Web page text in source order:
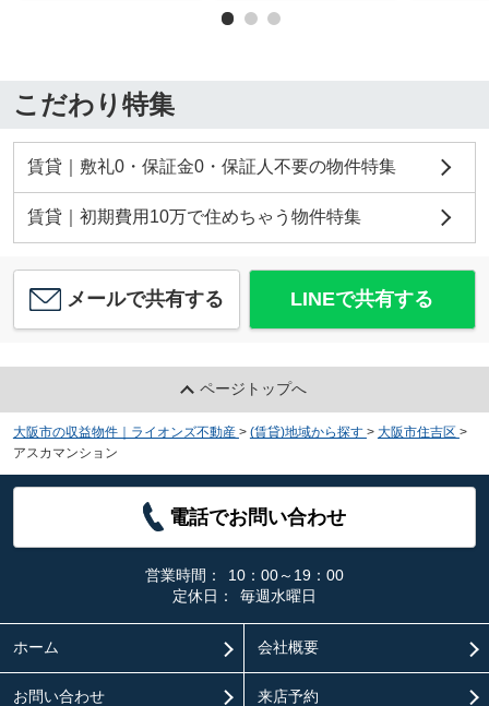
こだわり特集
賃貸｜敷礼0・保証金0・保証人不要の物件特集
賃貸｜初期費用10万で住めちゃう物件特集
メールで共有する LINEで共有する
ページトップへ
大阪市の収益物件｜ライオンズ不動産 > (賃貸)地域から探す > 大阪市住吉区 >
アスカマンション
電話でお問い合わせ
営業時間：
10：00～19：00
定休日：
毎週水曜日
ホーム 会社概要
お問い合わせ 来店予約